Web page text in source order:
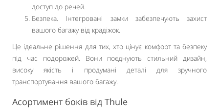
доступ до речей.
Безпека. Інтегровані замки забезпечують захист
вашого багажу від крадіжок.
Це ідеальне рішення для тих, хто цінує комфорт та безпеку
під час подорожей. Вони поєднують стильний дизайн,
високу якість і продумані деталі для зручного
транспортування вашого багажу.
Асортимент боків від Thule